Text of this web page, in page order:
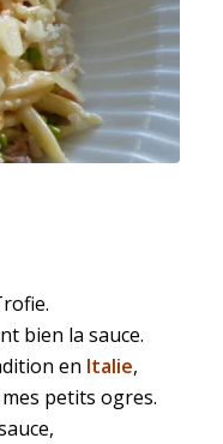
.
bien la sauce.
en Italie,
petits ogres.